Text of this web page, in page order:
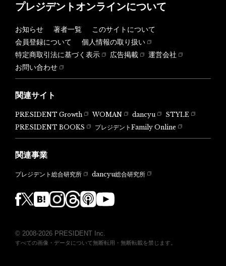
プレジデントオンラインについて
お知らせ 著者一覧
このサイトについて
会員登録について
個人情報の取り扱い
特定商取引法に基づく表示
広告掲載
運営会社
お問い合わせ
関連サイト
PRESIDENT Growth WOMAN dancyu
STYLE
PRESIDENT BOOKS
プレジデントFamily Online
関連事業
プレジデント総合研究所 dancyu総合研究所
© 2008-2026 PRESIDENT Inc.
すべての画像・データについて無断転用・無断転載を禁じます。